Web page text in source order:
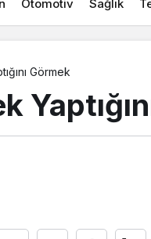
Otomotiv Sağlık
Görmek​